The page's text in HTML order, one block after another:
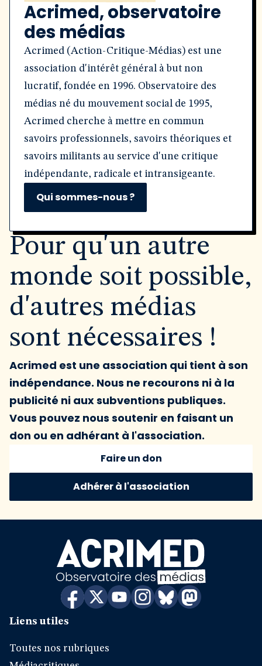
Acrimed, observatoire
des médias
Acrimed (Action-Critique-Médias) est une
association d'intérêt général à but non
lucratif, fondée en 1996. Observatoire des
médias né du mouvement social de 1995,
Acrimed cherche à mettre en commun
savoirs professionnels, savoirs théoriques et
savoirs militants au service d'une critique
indépendante, radicale et intransigeante.
Qui sommes-nous ?
Pour qu'un autre
monde soit possible,
d'autres médias
sont nécessaires !
Acrimed est une association qui tient à son
indépendance. Nous ne recourons ni à la
publicité ni aux subventions publiques.
Vous pouvez nous soutenir en faisant un
don ou en adhérant à l'association.
Faire un don
Adhérer à l'association
Liens utiles
Toutes nos rubriques